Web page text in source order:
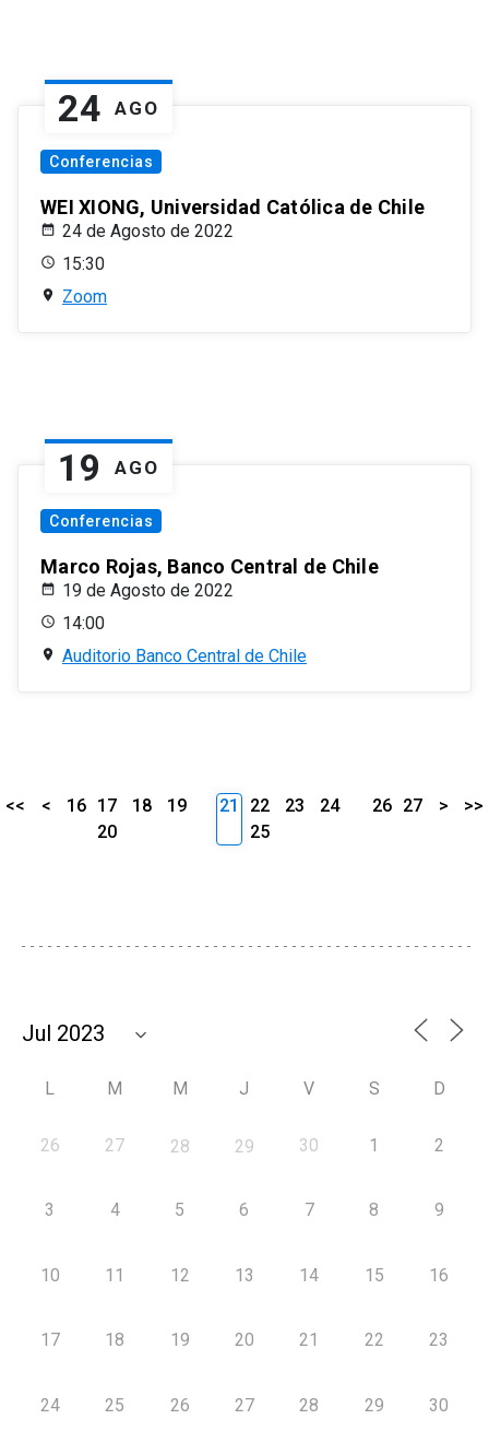
24 AGO
Conferencias
WEI XIONG, Universidad Católica de Chile
24 de Agosto de 2022
15:30
Zoom
19 AGO
Conferencias
Marco Rojas, Banco Central de Chile
19 de Agosto de 2022
14:00
Auditorio Banco Central de Chile
<< < 16 17 18
19
20
21 22 23
24
25
26 27 > >>
L M M J V S D
26 27 28 29 30 1 2
3 4 5 6 7 8 9
10 11 12 13 14 15 16
17 18 19 20 21 22 23
24 25 26 27 28 29 30